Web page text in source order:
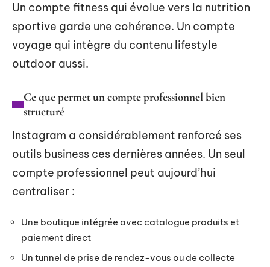
Un compte fitness qui évolue vers la nutrition
sportive garde une cohérence. Un compte
voyage qui intègre du contenu lifestyle
outdoor aussi.
Ce que permet un compte professionnel bien
structuré
Instagram a considérablement renforcé ses
outils business ces dernières années. Un seul
compte professionnel peut aujourd’hui
centraliser :
Une boutique intégrée avec catalogue produits et
paiement direct
Un tunnel de prise de rendez-vous ou de collecte